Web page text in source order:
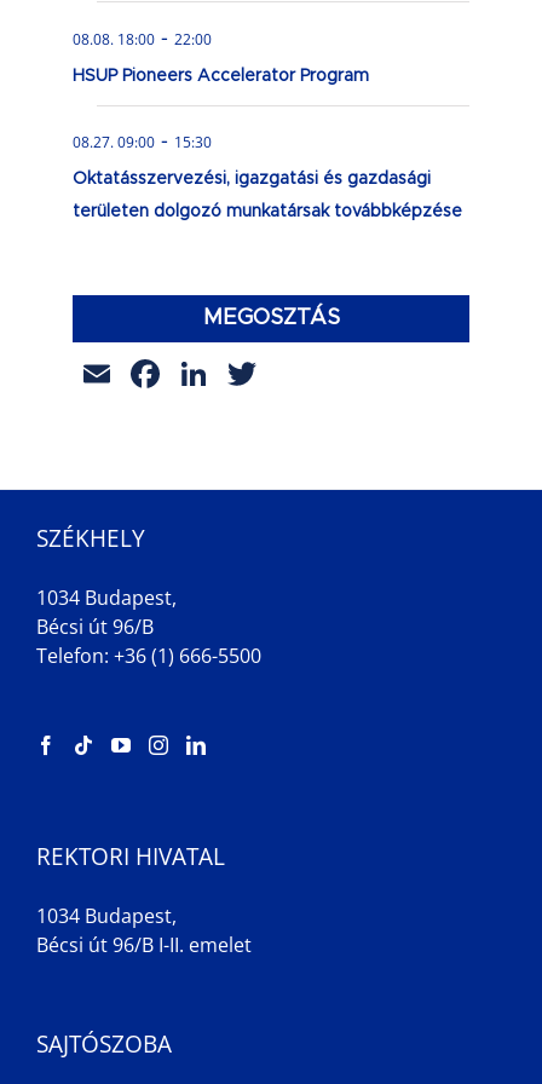
08.08. 18:00 - 22:00
HSUP Pioneers Accelerator Program
08.27. 09:00 - 15:30
Oktatásszervezési, igazgatási és gazdasági
területen dolgozó munkatársak továbbképzése
MEGOSZTÁS
EmailFacebook
LinkedIn
SZÉKHELY
1034 Budapest,
Bécsi út 96/B
Telefon: +36 (1) 666-5500
REKTORI HIVATAL
1034 Budapest,
Bécsi út 96/B I-II. emelet
SAJTÓSZOBA